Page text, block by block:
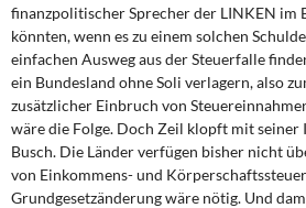
finanzpolitischer Sprecher der LINKEN im
könnten, wenn es zu einem solchen
einfachen Ausweg aus der Steuerfalle
ein Bundesland ohne Soli verlagern, also
zusätzlicher Einbruch von
wäre die Folge. Doch Zeil klopft mit seiner
Busch. Die Länder verfügen bisher nicht
von Einkommens- und
Grundgesetzänderung wäre nötig. Und